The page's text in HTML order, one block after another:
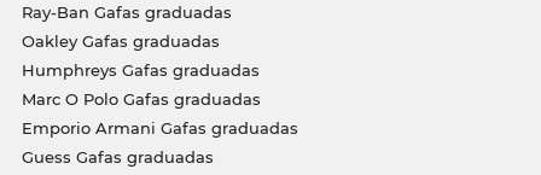
Ray-Ban Gafas graduadas
Oakley Gafas graduadas
Humphreys Gafas graduadas
Marc O Polo Gafas graduadas
Emporio Armani Gafas graduadas
Guess Gafas graduadas